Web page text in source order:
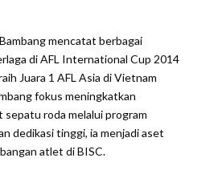
mencatat berbagai
di AFL International Cup 2014
Juara 1 AFL Asia di Vietnam
fokus meningkatkan
roda melalui program
dedikasi tinggi, ia menjadi aset
atlet di BISC.